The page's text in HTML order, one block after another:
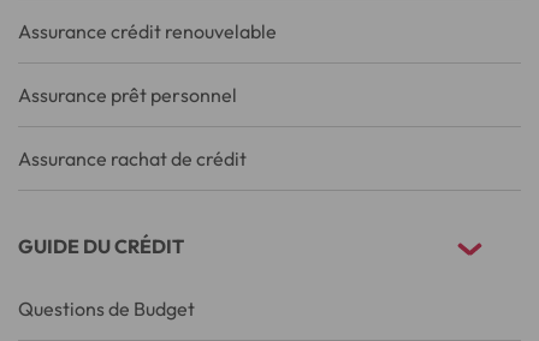
Assurance crédit renouvelable
Assurance prêt personnel
Assurance rachat de crédit
GUIDE DU CRÉDIT
Questions de Budget